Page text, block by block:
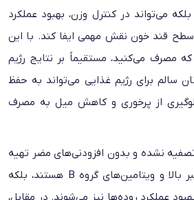
می‌تواند در کنترل وزن، بهبود عملکرد
قند خون نقش مهمی ایفا کند. با این
مصرف می‌کنید، مستقیماً بر نتایج رژیم
سالم برای رژیم غذایی می‌تواند به حفظ
از پرخوری و کاهش میل به مصرف
تصفیه نشده و بدون افزودنی‌های مضر تهیه
شده‌اند، نه‌تنها حاوی فیبر بالا و ویتامین‌های گروه B هستند، بلکه
عملکرد روده‌ها نیز می‌شوند. در مقابل،